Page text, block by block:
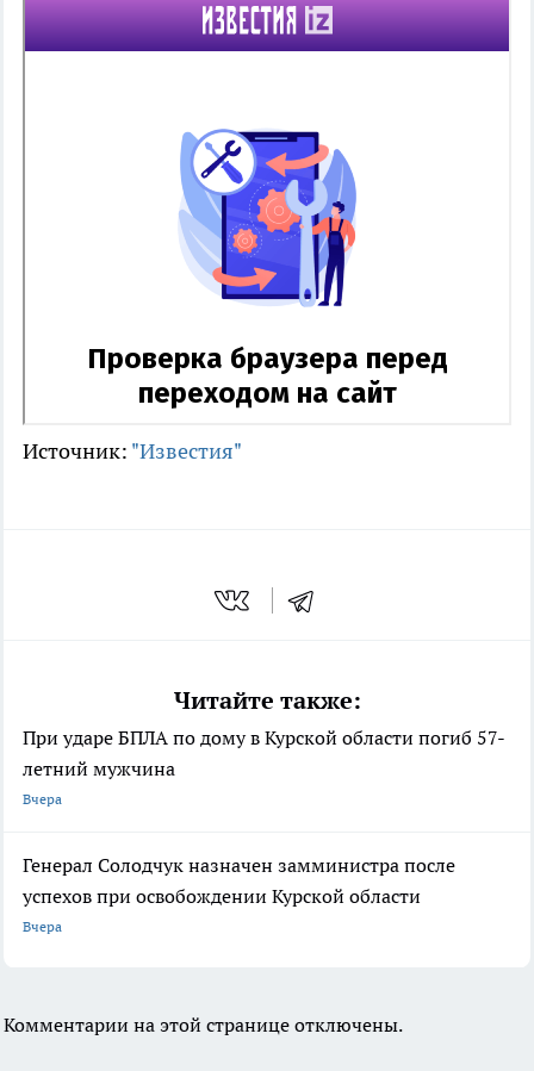
Источник: "Известия"
Читайте также:
При ударе БПЛА по дому в Курской области погиб 57-
летний мужчина
Вчера
Генерал Солодчук назначен замминистра после
успехов при освобождении Курской области
Вчера
Комментарии на этой странице отключены.